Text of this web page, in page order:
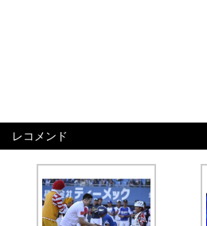
レコメンド